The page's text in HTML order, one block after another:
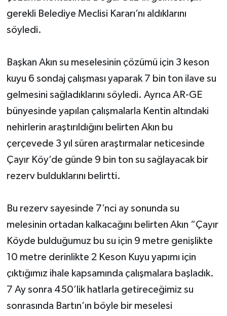
gerekli Belediye Meclisi Kararı’nı aldıklarını
söyledi.
Başkan Akın su meselesinin çözümü için 3 keson
kuyu 6 sondaj çalışması yaparak 7 bin ton ilave su
gelmesini sağladıklarını söyledi. Ayrıca AR-GE
bünyesinde yapılan çalışmalarla Kentin altındaki
nehirlerin araştırıldığını belirten Akın bu
çerçevede 3 yıl süren araştırmalar neticesinde
Çayır Köy’de günde 9 bin ton su sağlayacak bir
rezerv bulduklarını belirtti.
Bu rezerv sayesinde 7’nci ay sonunda su
melesinin ortadan kalkacağını belirten Akın “Çayır
Köyde bulduğumuz bu su için 9 metre genişlikte
10 metre derinlikte 2 Keson Kuyu yapımı için
çıktığımız ihale kapsamında çalışmalara başladık.
7 Ay sonra 450’lik hatlarla getireceğimiz su
sonrasında Bartın’ın böyle bir meselesi